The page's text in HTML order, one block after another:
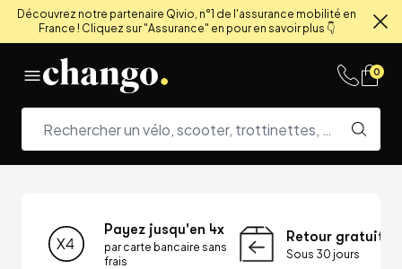
Découvrez notre partenaire Qivio, n°1 de l'assurance mobilité en
France ! Cliquez sur "Assurance" en pour en savoir plus 👇
0
Payez jusqu'en 4x
par carte bancaire sans
frais
Retour gratuit
Sous 30 jours